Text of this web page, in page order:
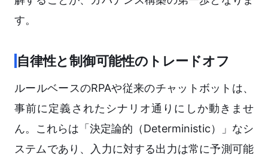
す。
自律性と制御可能性のトレードオフ
ルールベースのRPAや従来のチャットボットは、
事前に定義されたシナリオ通りにしか動きませ
ん。これらは「決定論的（Deterministic）」なシ
ステムであり、入力に対する出力は常に予測可能